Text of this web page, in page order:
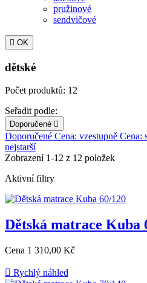
pružinové
sendvičové
 OK
dětské
Počet produktů: 12
Seřadit podle:
Doporučené 
Doporučené Cena: vzestupně Cena:
nejstarší
Zobrazení 1-12 z 12 položek
Aktivní filtry
Dětská matrace Kuba
Cena 1 310,00 Kč
 Rychlý náhled